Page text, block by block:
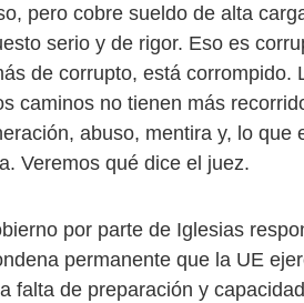
pero cobre sueldo de alta
serio y de rigor. Eso es
de corrupto, está corrompido.
caminos no tienen más
abuso, mentira y, lo que
Veremos qué dice el juez.
por parte de Iglesias
permanente que la UE
falta de preparación y